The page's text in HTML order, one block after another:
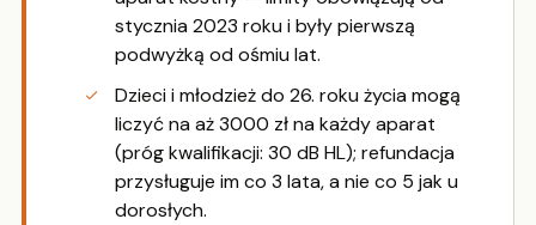
stycznia 2023 roku i były pierwszą
podwyżką od ośmiu lat.
Dzieci i młodzież do 26. roku życia mogą
liczyć na aż 3000 zł na każdy aparat
(próg kwalifikacji: 30 dB HL); refundacja
przysługuje im co 3 lata, a nie co 5 jak u
dorosłych.